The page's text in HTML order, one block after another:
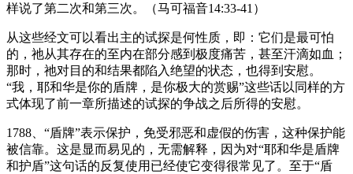
样说了第二次和第三次。（马可福音14:33-41）
从这些经文可以看出主的试探是何性质，即：它们是最可怕
的，祂从其存在的至内在部分感到极度痛苦，甚至汗滴如血；
那时，祂对目的和结果都陷入绝望的状态，也得到安慰。
“我，耶和华是你的盾牌，是你极大的赏赐”这些话以同样的方
式体现了前一章所描述的试探的争战之后所得的安慰。
1788、“盾牌”表示保护，免受邪恶和虚假的伤害，这种保护能
被信靠。这是显而易见的，无需解释，因为对“耶和华是盾牌
和护盾”这句话的反复使用已经使它变得很常见了。至于“盾